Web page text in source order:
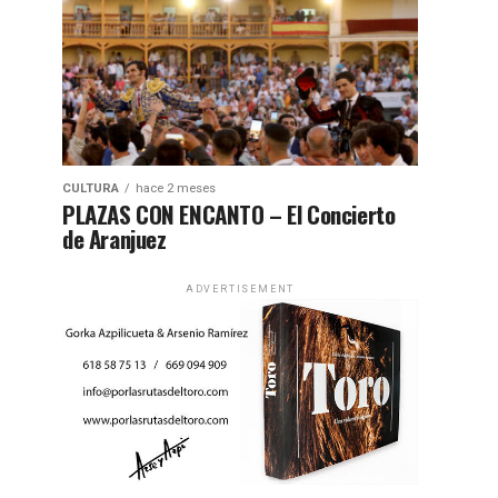
CULTURA hace 2 meses
PLAZAS CON ENCANTO – El Concierto
de Aranjuez
ADVERTISEMENT